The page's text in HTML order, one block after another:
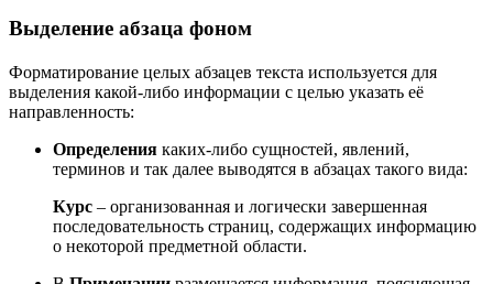
Выделение абзаца фоном
Форматирование целых абзацев текста используется для
выделения какой-либо информации с целью указать её
направленность:
Определения каких-либо сущностей, явлений,
терминов и так далее выводятся в абзацах такого вида:
Курс – организованная и логически завершенная
последовательность страниц, содержащих информацию
о некоторой предметной области.